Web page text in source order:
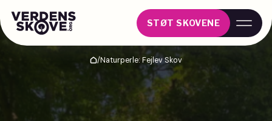
STØT SKOVENE
Hjem/Naturperle: Fejlev Skov